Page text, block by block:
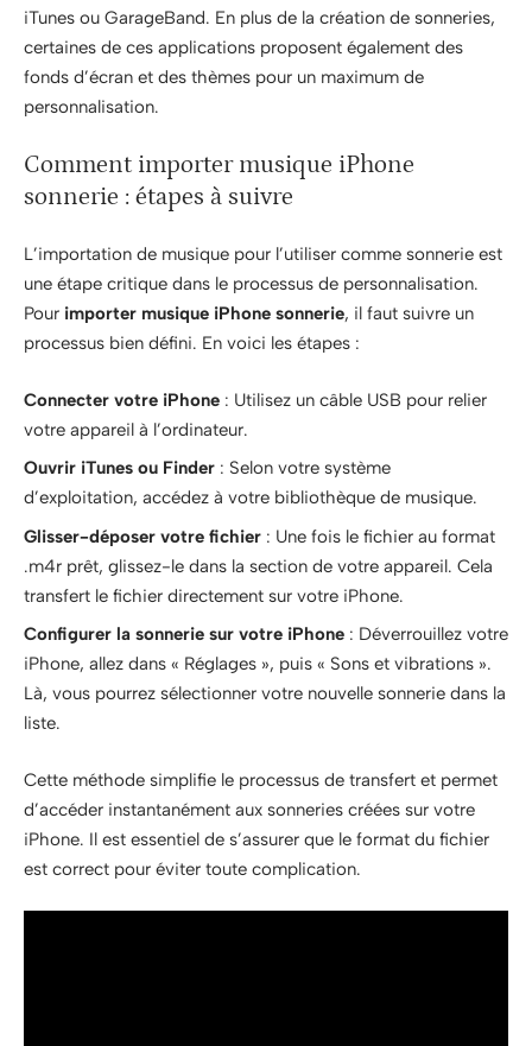
iTunes ou GarageBand. En plus de la création de sonneries,
certaines de ces applications proposent également des
fonds d’écran et des thèmes pour un maximum de
personnalisation.
Comment importer musique iPhone
sonnerie : étapes à suivre
L’importation de musique pour l’utiliser comme sonnerie est
une étape critique dans le processus de personnalisation.
Pour importer musique iPhone sonnerie, il faut suivre un
processus bien défini. En voici les étapes :
Connecter votre iPhone : Utilisez un câble USB pour relier
votre appareil à l’ordinateur.
Ouvrir iTunes ou Finder : Selon votre système
d’exploitation, accédez à votre bibliothèque de musique.
Glisser-déposer votre fichier : Une fois le fichier au format
.m4r prêt, glissez-le dans la section de votre appareil. Cela
transfert le fichier directement sur votre iPhone.
Configurer la sonnerie sur votre iPhone : Déverrouillez votre
iPhone, allez dans « Réglages », puis « Sons et vibrations ».
Là, vous pourrez sélectionner votre nouvelle sonnerie dans la
liste.
Cette méthode simplifie le processus de transfert et permet
d’accéder instantanément aux sonneries créées sur votre
iPhone. Il est essentiel de s’assurer que le format du fichier
est correct pour éviter toute complication.